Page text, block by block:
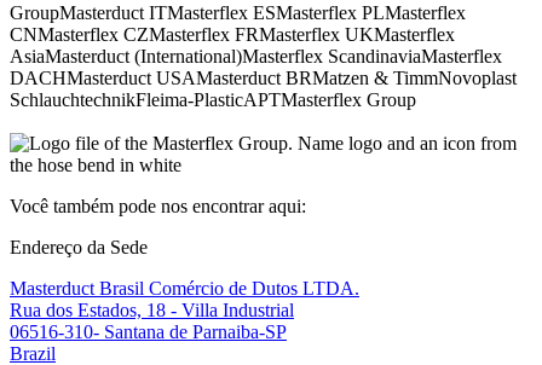
GroupMasterduct ITMasterflex ESMasterflex PLMasterflex
CNMasterflex CZMasterflex FRMasterflex UKMasterflex
AsiaMasterduct (International)Masterflex ScandinaviaMasterflex
DACHMasterduct USAMasterduct BRMatzen & TimmNovoplast
SchlauchtechnikFleima-PlasticAPTMasterflex Group
Você também pode nos encontrar aqui:
Endereço da Sede
Masterduct Brasil Comércio de Dutos LTDA.
Rua dos Estados, 18 - Villa Industrial
06516-310- Santana de Parnaiba-SP
Brazil